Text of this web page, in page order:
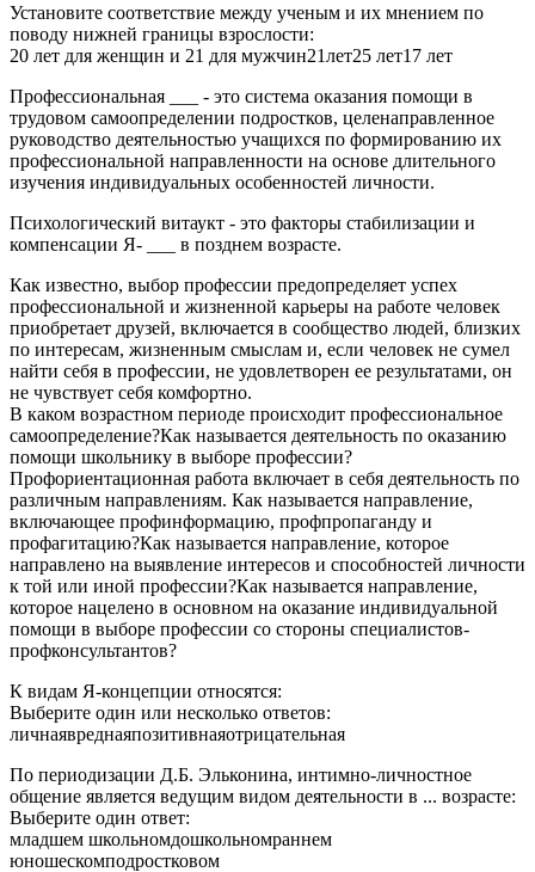
Установите соответствие между ученым и их мнением по
поводу нижней границы взрослости:
20 лет для женщин и 21 для мужчин21лет25 лет17 лет
Профессиональная ___ - это система оказания помощи в
трудовом самоопределении подростков, целенаправленное
руководство деятельностью учащихся по формированию их
профессиональной направленности на основе длительного
изучения индивидуальных особенностей личности.
Психологический витаукт - это факторы стабилизации и
компенсации Я- ___ в позднем возрасте.
Как известно, выбор профессии предопределяет успех
профессиональной и жизненной карьеры на работе человек
приобретает друзей, включается в сообщество людей, близких
по интересам, жизненным смыслам и, если человек не сумел
найти себя в профессии, не удовлетворен ее результатами, он
не чувствует себя комфортно.
В каком возрастном периоде происходит профессиональное
самоопределение?Как называется деятельность по оказанию
помощи школьнику в выборе профессии?
Профориентационная работа включает в себя деятельность по
различным направлениям. Как называется направление,
включающее профинформацию, профпропаганду и
профагитацию?Как называется направление, которое
направлено на выявление интересов и способностей личности
к той или иной профессии?Как называется направление,
которое нацелено в основном на оказание индивидуальной
помощи в выборе профессии со стороны специалистов-
профконсультантов?
К видам Я-концепции относятся:
Выберите один или несколько ответов:
личнаявреднаяпозитивнаяотрицательная
По периодизации Д.Б. Эльконина, интимно-личностное
общение является ведущим видом деятельности в ... возрасте:
Выберите один ответ:
младшем школьномдошкольномраннем
юношескомподростковом